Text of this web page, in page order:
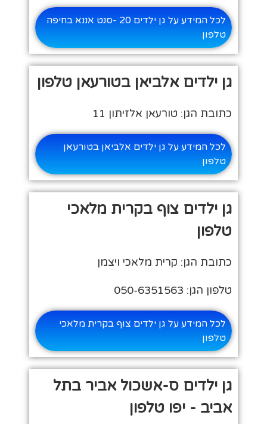
לכל המידע על גן ילדים 20 -סנט אננא בחיפה
טלפון
גן ילדים אלביאן בטורעאן טלפון
כתובת הגן: טורעאן אלזיתון 11
לכל המידע על גן ילדים אלביאן בטורעאן
טלפון
גן ילדים צוף בקרית מלאכי
טלפון
כתובת הגן: קרית מלאכי ויצמן
טלפון הגן: 050-6351563
לכל המידע על גן ילדים צוף בקרית מלאכי
טלפון
גן ילדים ס-אשכול אביר בתל
אביב - יפו טלפון